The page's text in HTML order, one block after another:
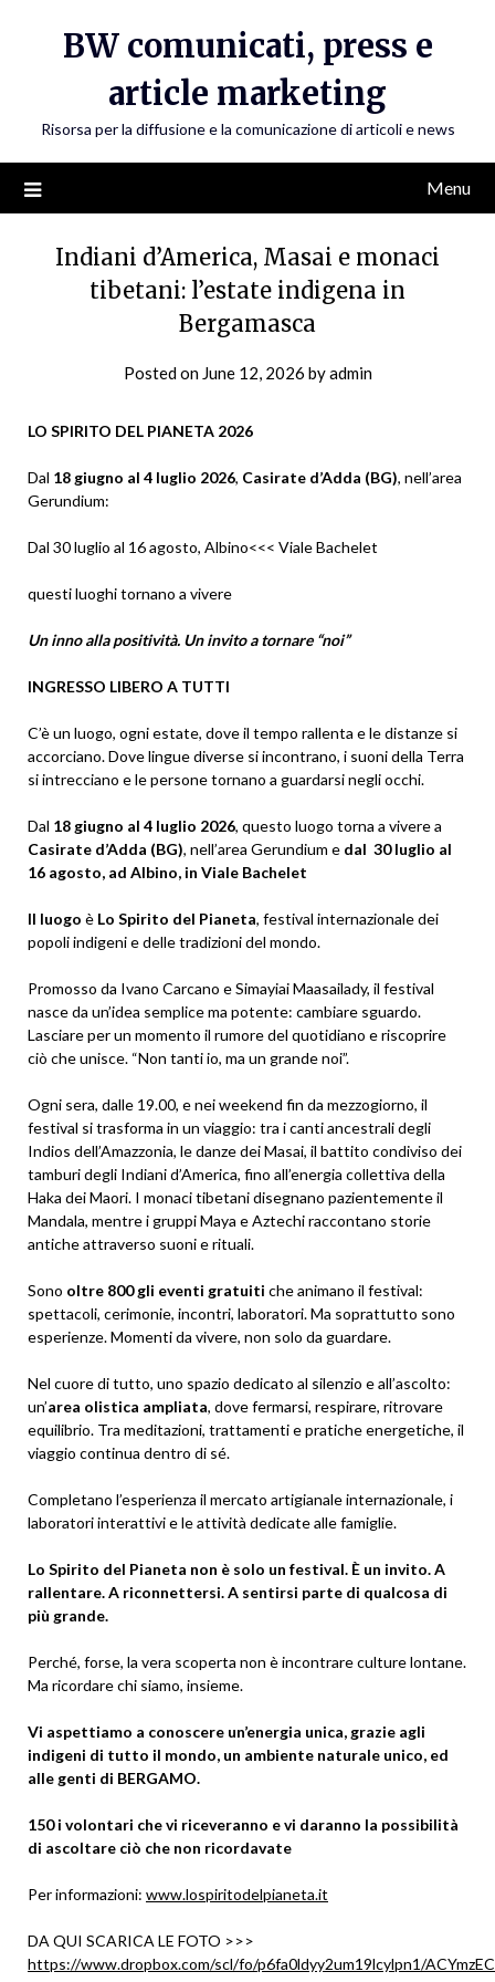
BW comunicati, press e
article marketing
Risorsa per la diffusione e la comunicazione di articoli e news
Menu
Indiani d’America, Masai e monaci
tibetani: l’estate indigena in
Bergamasca
Posted on June 12, 2026 byadmin
LO SPIRITO DEL PIANETA 2026
Dal 18 giugno al 4 luglio 2026, Casirate d’Adda (BG), nell’area
Gerundium:
Dal 30 luglio al 16 agosto, Albino<<< Viale Bachelet
questi luoghi tornano a vivere
Un inno alla positività. Un invito a tornare “noi”
INGRESSO LIBERO A TUTTI
C’è un luogo, ogni estate, dove il tempo rallenta e le distanze si
accorciano. Dove lingue diverse si incontrano, i suoni della Terra
si intrecciano e le persone tornano a guardarsi negli occhi.
Dal 18 giugno al 4 luglio 2026, questo luogo torna a vivere a
Casirate d’Adda (BG), nell’area Gerundium e dal 30 luglio al
16 agosto, ad Albino, in Viale Bachelet
Il luogo è Lo Spirito del Pianeta, festival internazionale dei
popoli indigeni e delle tradizioni del mondo.
Promosso da Ivano Carcano e Simayiai Maasailady, il festival
nasce da un’idea semplice ma potente: cambiare sguardo.
Lasciare per un momento il rumore del quotidiano e riscoprire
ciò che unisce. “Non tanti io, ma un grande noi”.
Ogni sera, dalle 19.00, e nei weekend fin da mezzogiorno, il
festival si trasforma in un viaggio: tra i canti ancestrali degli
Indios dell’Amazzonia, le danze dei Masai, il battito condiviso dei
tamburi degli Indiani d’America, fino all’energia collettiva della
Haka dei Maori. I monaci tibetani disegnano pazientemente il
Mandala, mentre i gruppi Maya e Aztechi raccontano storie
antiche attraverso suoni e rituali.
Sono oltre 800 gli eventi gratuiti che animano il festival:
spettacoli, cerimonie, incontri, laboratori. Ma soprattutto sono
esperienze. Momenti da vivere, non solo da guardare.
Nel cuore di tutto, uno spazio dedicato al silenzio e all’ascolto:
un’area olistica ampliata, dove fermarsi, respirare, ritrovare
equilibrio. Tra meditazioni, trattamenti e pratiche energetiche, il
viaggio continua dentro di sé.
Completano l’esperienza il mercato artigianale internazionale, i
laboratori interattivi e le attività dedicate alle famiglie.
Lo Spirito del Pianeta non è solo un festival. È un invito. A
rallentare. A riconnettersi. A sentirsi parte di qualcosa di
più grande.
Perché, forse, la vera scoperta non è incontrare culture lontane.
Ma ricordare chi siamo, insieme.
Vi aspettiamo a conoscere un’energia unica, grazie agli
indigeni di tutto il mondo, un ambiente naturale unico, ed
alle genti di BERGAMO.
150 i volontari che vi riceveranno e vi daranno la possibilità
di ascoltare ciò che non ricordavate
Per informazioni: www.lospiritodelpianeta.it
DA QUI SCARICA LE FOTO >>>
https://www.dropbox.com/scl/fo/p6fa0ldyy2um19lcylpn1/